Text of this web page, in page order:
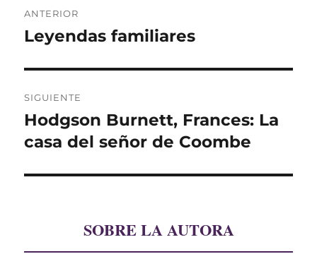
de
ANTERIOR
Entrada
Leyendas familiares
SIGUIENTE
Entrada
siguiente:
Hodgson Burnett, Frances: La
casa del señor de Coombe
SOBRE LA AUTORA